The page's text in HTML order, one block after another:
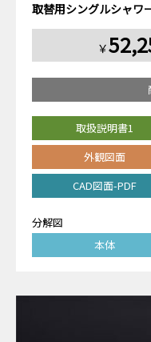
取替用シングルシャワ
￥
取扱説明書1
外観図面
CAD図面-PDF
分解図
本体